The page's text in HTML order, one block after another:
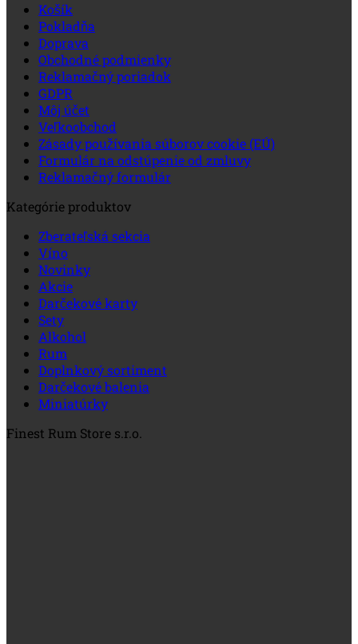
Košík
Pokladňa
Doprava
Obchodné podmienky
Reklamačný poriadok
GDPR
Môj účet
Veľkoobchod
Zásady používania súborov cookie (EÚ)
Formulár na odstúpenie od zmluvy
Reklamačný formulár
Kategórie produktov
Zberateľská sekcia
Víno
Novinky
Akcie
Darčekové karty
Sety
Alkohol
Rum
Doplnkový sortiment
Darčekové balenia
Miniatúrky
Finest Rum Store s.r.o.